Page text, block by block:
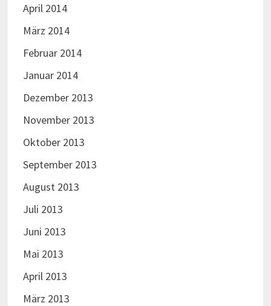
April 2014
März 2014
Februar 2014
Januar 2014
Dezember 2013
November 2013
Oktober 2013
September 2013
August 2013
Juli 2013
Juni 2013
Mai 2013
April 2013
März 2013